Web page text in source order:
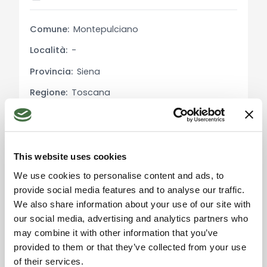
This website uses cookies
We use cookies to personalise content and ads, to
provide social media features and to analyse our traffic.
We also share information about your use of our site with
our social media, advertising and analytics partners who
may combine it with other information that you’ve
provided to them or that they’ve collected from your use
of their services.
un prezzo medio di vendita di € 1.557 al metro
significativamente, con il prezzo medio al metro
quadro stimato intorno ai € 1.850​​. Rispetto al
2022, si è registrata una diminuzione del 4% nel
suggeriscono che l'appartamento in questione è
un investimento competitivo nel contesto attuale
Informazioni Turistiche e Storiche:
Montepulciano, famosa per il suo Vino Nobile, è un
comune toscano con radici etrusche risalenti al IV
secolo a.C.​​. Caratterizzato da un borgo medievale
e circondato da mura del XIV secolo, la città ha
vissuto un periodo di fioritura culturale e artistica
tra il XV e il XVI secolo​​. Luoghi di interesse
includono la Cattedrale di Santa Maria Assunta, il
Comune: Montepulciano
Località: -
Provincia: Siena
Regione: Toscana
Stato:
Accetta i cookie di
marketing per usare la
mappa. Click qui per
accettarli.